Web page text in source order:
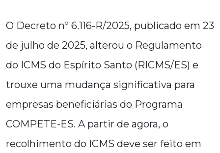
O Decreto nº 6.116-R/2025, publicado em 23
de julho de 2025, alterou o Regulamento
do ICMS do Espírito Santo (RICMS/ES) e
trouxe uma mudança significativa para
empresas beneficiárias do Programa
COMPETE-ES. A partir de agora, o
recolhimento do ICMS deve ser feito em